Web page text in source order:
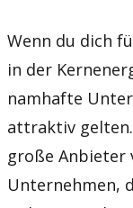
Wenn du dich
in der
namhafte
attraktiv
große Anbieter
Unternehmen,